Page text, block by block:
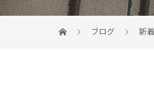
ブログ 新